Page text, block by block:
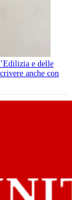
e delle
anche con